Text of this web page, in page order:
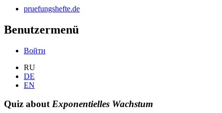
pruefungshefte.de
Benutzermenü
Войти
RU
DE
EN
Quiz aboutExponentielles Wachstum